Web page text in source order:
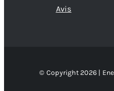
Avis
© Copyright 2026 |